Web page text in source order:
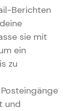
Berichten
sie mit
ein
zu
und